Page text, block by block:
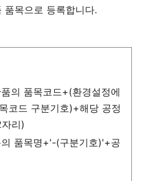
목으로 등록합니다.
의 품목코드+(환경설정에
코드 구분기호)+해당 공정
리)
품목명+'-(구분기호)'+공